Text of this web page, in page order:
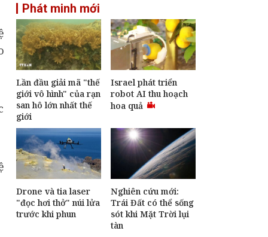
trở về Quảng Trị -
hành trình hồi sinh
loài chim đặc hữu
Việt Nam
Châu Á có những loài
động vật nào không
nơi nào khác có?
Phát triển mô hình AI
của não bộ”
Muốn làm việc hiệu
quả hơn? Hãy thử
ngồi thẳng lưng
Phát minh mới
Lần đầu giải mã "thế
giới vô hình" của rạn
san hô lớn nhất thế
giới
Israel phát triển
robot AI thu hoạch
hoa quả
Drone và tia laser
"đọc hơi thở" núi lửa
trước khi phun
Nghiên cứu mới:
Trái Đất có thể sống
sót khi Mặt Trời lụi
tàn